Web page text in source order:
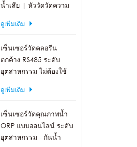
น้ำเสีย | หัววัดวัดความ
ดูเพิ่มเติม
เซ็นเซอร์วัดคลอรีน
ตกค้าง RS485 ระดับ
อุตสาหกรรม ไม่ต้องใช้
ดูเพิ่มเติม
เซ็นเซอร์วัดคุณภาพน้ำ
ORP แบบออนไลน์ ระดับ
อุตสาหกรรม - กันน้ำ